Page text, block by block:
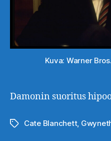
Kuva: Warner
Damonin suoritus
Avainsanat
Cate Blanchett,